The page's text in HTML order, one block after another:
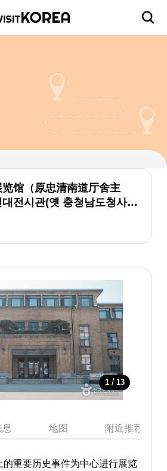
馆（原忠清南道厅舍主
전시관(옛 충청남도청사
1 / 13
息 地图 附近推荐景点
的重要历史事件为中心进行展览